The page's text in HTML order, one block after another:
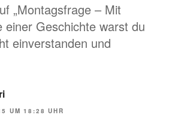
„Montagsfrage – Mit
einer Geschichte warst du
einverstanden und
UM 18:28 UHR